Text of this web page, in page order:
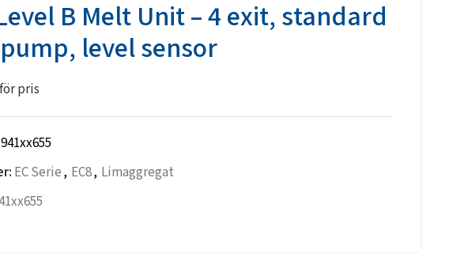
B Melt Unit – 4 exit, standard
level sensor
pris
941xx655
EC Serie, EC8, Limaggregat